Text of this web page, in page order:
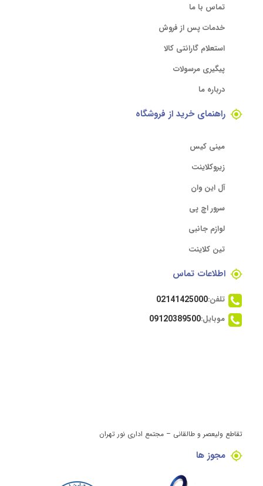
تماس با ما
خدمات پس از فروش
استعلام گارانتی کالا
پیگیری مرسولات
درباره ما
راهنمای خرید از فروشگاه
مینی کیس
زیروکلاینت
آل این وان
سرور اچ پی
لوازم جانبی
تین کلاینت
اطلاعات تماس
تلفن:02141425000
موبایل:09120389500
تقاطع ولیعصر و طالقانی – مجتمع اداری نور تهران
مجوز ها